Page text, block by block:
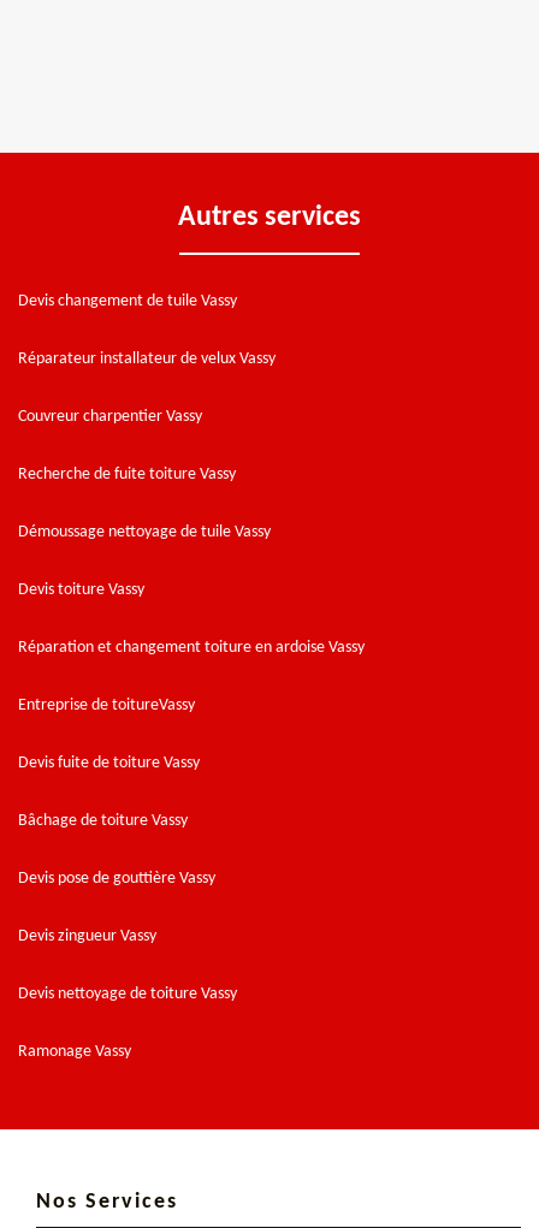
Autres services
Devis changement de tuile Vassy
Réparateur installateur de velux Vassy
Couvreur charpentier Vassy
Recherche de fuite toiture Vassy
Démoussage nettoyage de tuile Vassy
Devis toiture Vassy
Réparation et changement toiture en ardoise Vassy
Entreprise de toitureVassy
Devis fuite de toiture Vassy
Bâchage de toiture Vassy
Devis pose de gouttière Vassy
Devis zingueur Vassy
Devis nettoyage de toiture Vassy
Ramonage Vassy
Nos Services